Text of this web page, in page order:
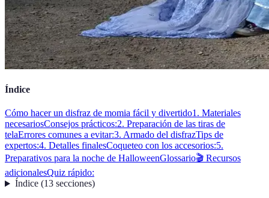
Índice
Cómo hacer un disfraz de momia fácil y divertido1. Materiales
necesariosConsejos prácticos:2. Preparación de las tiras de
telaErrores comunes a evitar:3. Armado del disfrazTips de
expertos:4. Detalles finalesCoqueteo con los accesorios:5.
Preparativos para la noche de HalloweenGlossario🎬 Recursos
adicionalesQuiz rápido:
Índice(13 secciones)